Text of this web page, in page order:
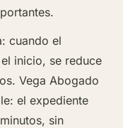
cuando el
inicio, se reduce
Vega Abogado
el expediente
sin